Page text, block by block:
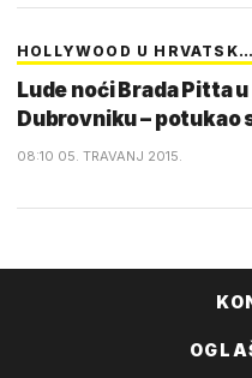
HOLLYWOOD U HRVATSK…
Lude noći Brada Pitta u
Dubrovniku – potukao
08:10 05. TRAVANJ 2015.